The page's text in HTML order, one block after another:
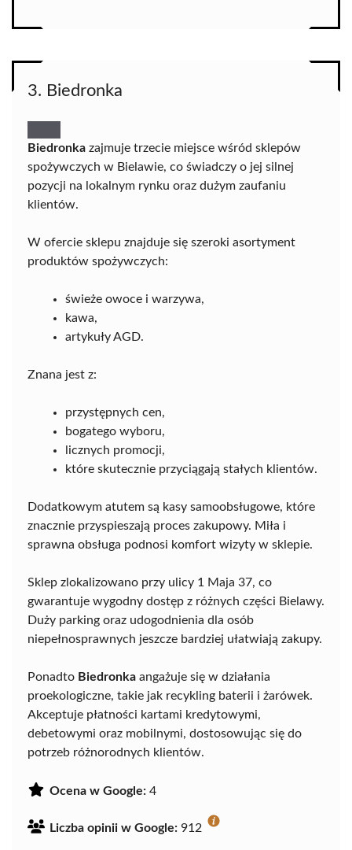
3. Biedronka
Biedronka zajmuje trzecie miejsce wśród sklepów
spożywczych w Bielawie, co świadczy o jej silnej
pozycji na lokalnym rynku oraz dużym zaufaniu
klientów.
W ofercie sklepu znajduje się szeroki asortyment
produktów spożywczych:
świeże owoce i warzywa,
kawa,
artykuły AGD.
Znana jest z:
przystępnych cen,
bogatego wyboru,
licznych promocji,
które skutecznie przyciągają stałych klientów.
Dodatkowym atutem są kasy samoobsługowe, które
znacznie przyspieszają proces zakupowy. Miła i
sprawna obsługa podnosi komfort wizyty w sklepie.
Sklep zlokalizowano przy ulicy 1 Maja 37, co
gwarantuje wygodny dostęp z różnych części Bielawy.
Duży parking oraz udogodnienia dla osób
niepełnosprawnych jeszcze bardziej ułatwiają zakupy.
Ponadto Biedronka angażuje się w działania
proekologiczne, takie jak recykling baterii i żarówek.
Akceptuje płatności kartami kredytowymi,
debetowymi oraz mobilnymi, dostosowując się do
potrzeb różnorodnych klientów.
Ocena w Google: 4
Liczba opinii w Google: 912